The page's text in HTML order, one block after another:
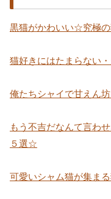
黒猫がかわいい☆究極
猫好きにはたまらない
俺たちシャイで甘えん
もう不吉だなんて言わ
５選☆
可愛いシャム猫が集ま